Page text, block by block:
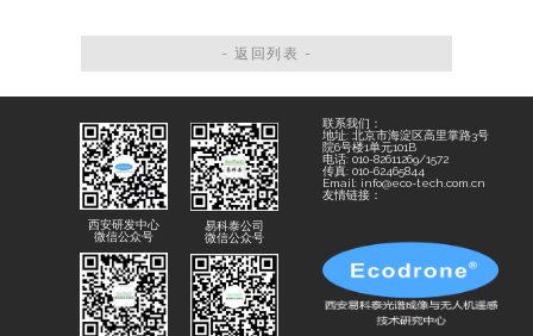
- 返回列表 -
西安研发中心
微信公众号
易科泰公司
微信公众号
联系我们：
地址: 北京市海淀区高里掌路3号
院6号楼1单元101B
电话: 010-82611269/1572
传真: 010-62465844
Email: info@eco-tech.com.cn
友情链接：